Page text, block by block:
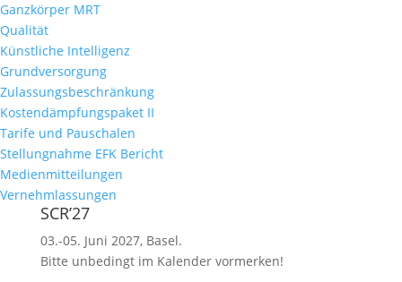
Ganzkörper MRT
Qualität
Künstliche Intelligenz
Grundversorgung
Zulassungsbeschränkung
Kostendämpfungspaket II
Tarife und Pauschalen
Stellungnahme EFK Bericht
Medienmitteilungen
Vernehmlassungen
SCR’27
03.-05. Juni 2027, Basel.
Bitte unbedingt im Kalender vormerken!